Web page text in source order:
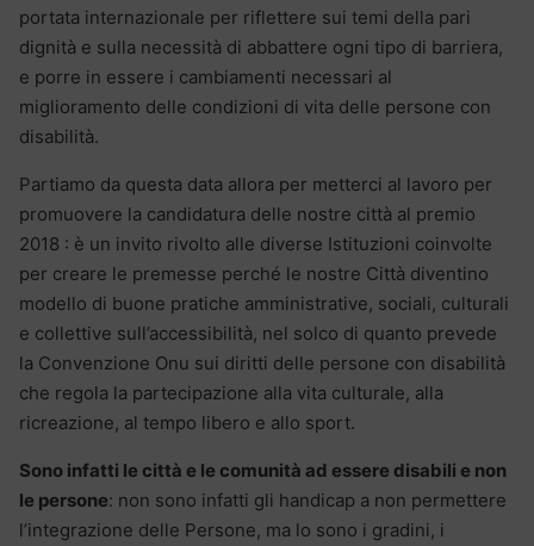
portata internazionale per riflettere sui temi della pari
dignità e sulla necessità di abbattere ogni tipo di barriera,
e porre in essere i cambiamenti necessari al
miglioramento delle condizioni di vita delle persone con
disabilità.
Partiamo da questa data allora per metterci al lavoro per
promuovere la candidatura delle nostre città al premio
2018 : è un invito rivolto alle diverse Istituzioni coinvolte
per creare le premesse perché le nostre Città diventino
modello di buone pratiche amministrative, sociali, culturali
e collettive sull’accessibilità, nel solco di quanto prevede
la Convenzione Onu sui diritti delle persone con disabilità
che regola la partecipazione alla vita culturale, alla
ricreazione, al tempo libero e allo sport.
Sono infatti le città e le comunità ad essere disabili e non
le persone: non sono infatti gli handicap a non permettere
l’integrazione delle Persone, ma lo sono i gradini, i